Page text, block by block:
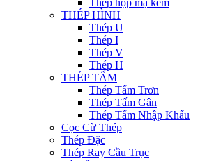
Thép hộp mạ kẽm
THÉP HÌNH
Thép U
Thép I
Thép V
Thép H
THÉP TẤM
Thép Tấm Trơn
Thép Tấm Gân
Thép Tấm Nhập Khẩu
Cọc Cừ Thép
Thép Đặc
Thép Ray Cầu Trục